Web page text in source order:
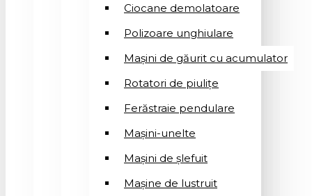
Ciocane demolatoare
Polizoare unghiulare
Mașini de găurit cu acumulator
Rotatori de piuliţe
Ferăstraie pendulare
Mașini-unelte
Mașini de șlefuit
Mașinе de lustruit